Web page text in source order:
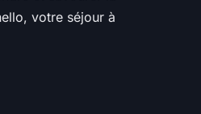
votre séjour à